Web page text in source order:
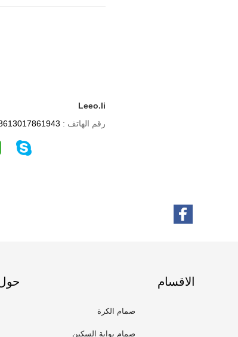
Leeo.li
رقم الهاتف :
الاقسام
صمام الكرة
صمام بوابة السكين